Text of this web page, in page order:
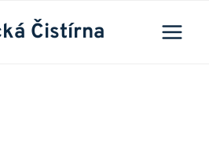
Čistírna